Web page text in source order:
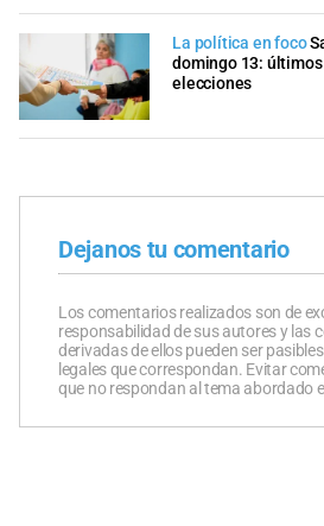
La política en foco
domingo 13:
elecciones
Dejanos tu comentario
Los comentarios realizados son de
responsabilidad de sus autores y las
derivadas de ellos pueden ser
legales que correspondan. Evitar
que no respondan al tema abordado